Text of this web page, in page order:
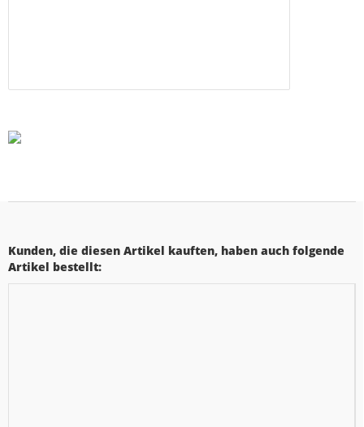
Kunden, die diesen Artikel kauften, haben auch folgende
Artikel bestellt: